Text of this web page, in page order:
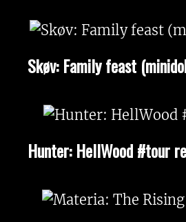
Skøv: Family feast
Hunter: HellWood #tour